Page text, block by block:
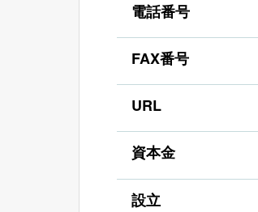
電話番号
FAX番号
URL
資本金
設立